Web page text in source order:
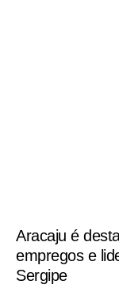
Aracaju é
empregos e
Sergipe